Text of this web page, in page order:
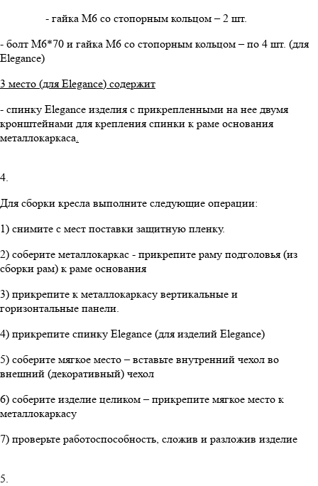
- гайка М6 со стопорным кольцом – 2 шт.
- болт М6*70 и гайка М6 со стопорным кольцом – по 4 шт. (для
Elegance)
3 место (для Elegance) содержит
- спинку Elegance изделия с прикрепленными на нее двумя
кронштейнами для крепления спинки к раме основания
металлокаркаса.
4.
Для сборки кресла выполните следующие операции:
1) снимите с мест поставки защитную пленку.
2) соберите металлокаркас - прикрепите раму подголовья (из
сборки рам) к раме основания
3) прикрепите к металлокаркасу вертикальные и
горизонтальные панели.
4) прикрепите спинку Elegance (для изделий Elegance)
5) соберите мягкое место – вставьте внутренний чехол во
внешний (декоративный) чехол
6) соберите изделие целиком – прикрепите мягкое место к
металлокаркасу
7) проверьте работоспособность, сложив и разложив изделие
5.